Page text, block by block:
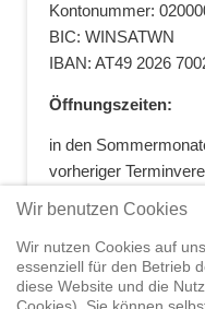
Kontonummer:
BIC: WINSATWN
IBAN: AT49 2026
Öffnungszeiten:
in den
vorheriger
Wir benutzen Cookies
Wir nutzen Cookies auf
essenziell für den Betrieb
diese Website und die